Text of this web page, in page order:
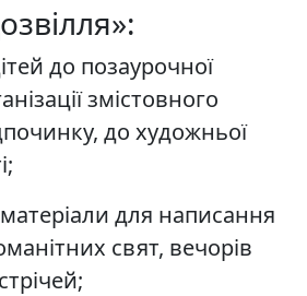
до позаурочної
змістовного
до художньої
для написання
свят, вечорів